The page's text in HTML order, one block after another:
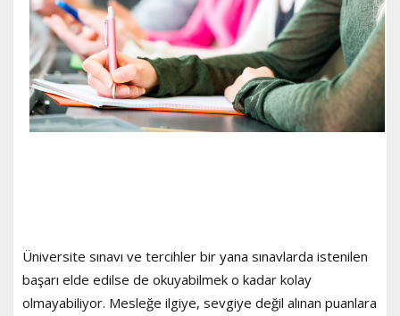
Üniversite sınavı ve tercihler bir yana sınavlarda istenilen
başarı elde edilse de okuyabilmek o kadar kolay
olmayabiliyor. Mesleğe ilgiye, sevgiye değil alınan puanlara